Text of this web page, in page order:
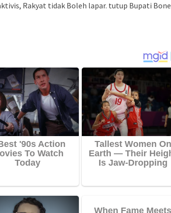
Rakyat tidak Boleh lapar. tutup Bupati Bone